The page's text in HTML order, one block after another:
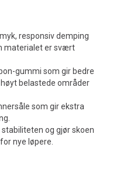
myk, responsiv demping
materialet er svært
gummi som gir bedre
belastede områder
som gir ekstra
og gjør skoen
nye løpere.